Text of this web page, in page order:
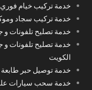
خدمة تركيب خيام
خدمة تركيب سجاد
خدمة تصليح تلفونات و
خدمة تصليح تلفونات و
الكويت
خدمة توصيل حبر طابعة
خدمة سحب سيارات